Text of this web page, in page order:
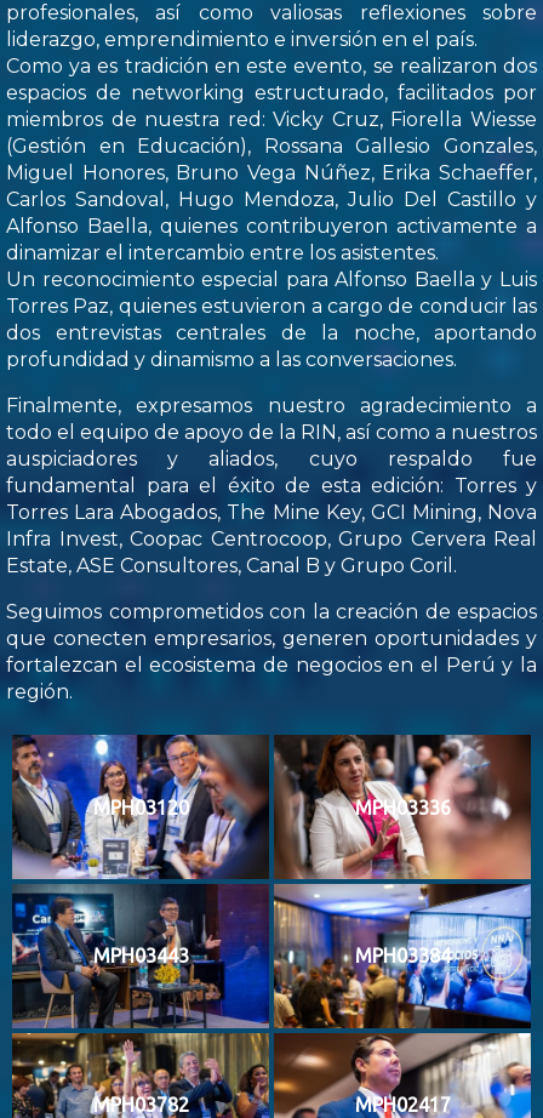
profesionales, así como valiosas reflexiones sobre
liderazgo, emprendimiento e inversión en el país.
Como ya es tradición en este evento, se realizaron dos
espacios de networking estructurado, facilitados por
miembros de nuestra red: Vicky Cruz, Fiorella Wiesse
(Gestión en Educación), Rossana Gallesio Gonzales,
Miguel Honores, Bruno Vega Núñez, Erika Schaeffer,
Carlos Sandoval, Hugo Mendoza, Julio Del Castillo y
Alfonso Baella, quienes contribuyeron activamente a
dinamizar el intercambio entre los asistentes.
Un reconocimiento especial para Alfonso Baella y Luis
Torres Paz, quienes estuvieron a cargo de conducir las
dos entrevistas centrales de la noche, aportando
profundidad y dinamismo a las conversaciones.
Finalmente, expresamos nuestro agradecimiento a
todo el equipo de apoyo de la RIN, así como a nuestros
auspiciadores y aliados, cuyo respaldo fue
fundamental para el éxito de esta edición: Torres y
Torres Lara Abogados, The Mine Key, GCI Mining, Nova
Infra Invest, Coopac Centrocoop, Grupo Cervera Real
Estate, ASE Consultores, Canal B y Grupo Coril.
Seguimos comprometidos con la creación de espacios
que conecten empresarios, generen oportunidades y
fortalezcan el ecosistema de negocios en el Perú y la
región.
MPH03120 MPH03336
MPH03443 MPH03384
MPH03782 MPH02417